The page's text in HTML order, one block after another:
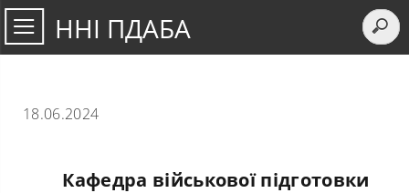
ННІ ПДАБА
18.06.2024
Кафедра військової підготовки